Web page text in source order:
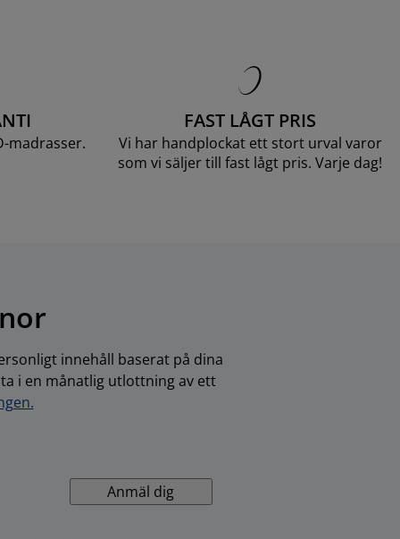
madrasser.
FAST LÅGT PRIS
Vi har handplockat ett stort urval varor
som vi säljer till fast lågt pris. Varje dag!
innehåll baserat på dina
i en månatlig utlottning av ett
Anmäl dig